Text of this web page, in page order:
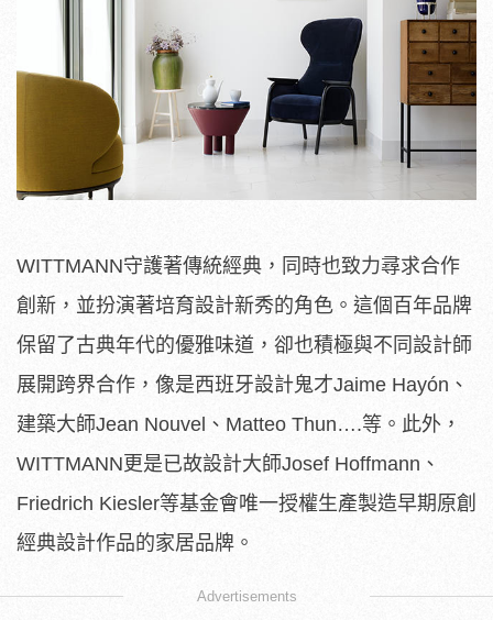
WITTMANN守護著傳統經典，同時也致力尋求合作
創新，並扮演著培育設計新秀的角色。這個百年品牌
保留了古典年代的優雅味道，卻也積極與不同設計師
展開跨界合作，像是西班牙設計鬼才Jaime Hayón、
建築大師Jean Nouvel、Matteo Thun….等。此外，
WITTMANN更是已故設計大師Josef Hoffmann、
Friedrich Kiesler等基金會唯一授權生產製造早期原創
經典設計作品的家居品牌。
Advertisements